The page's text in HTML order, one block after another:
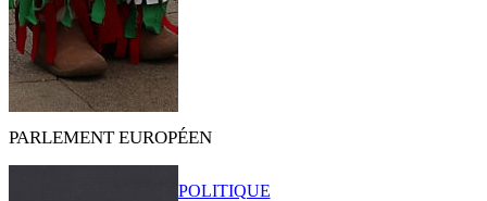
PARLEMENT EUROPÉEN
POLITIQUE